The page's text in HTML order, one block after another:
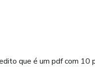
que é um pdf com 10